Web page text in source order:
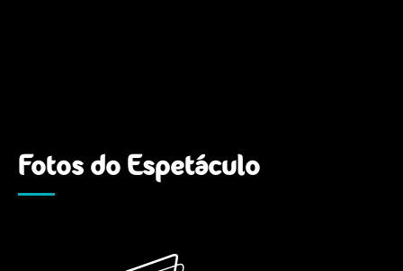
Fotos do Espetáculo